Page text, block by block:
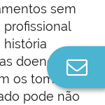
sem
doenças,
os toma;
pode não